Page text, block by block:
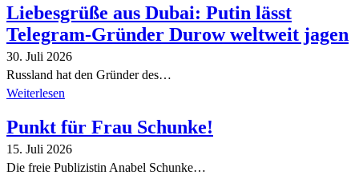
Liebesgrüße aus Dubai: Putin lässt
Telegram-Gründer Durow weltweit jagen
30. Juli 2026
Russland hat den Gründer des…
Weiterlesen
Punkt für Frau Schunke!
15. Juli 2026
Die freie Publizistin Anabel Schunke…